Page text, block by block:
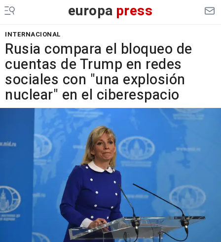
europa press
INTERNACIONAL
Rusia compara el bloqueo de
cuentas de Trump en redes
sociales con "una explosión
nuclear" en el ciberespacio